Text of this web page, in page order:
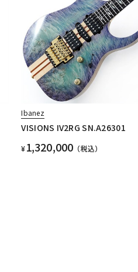
Ibanez
VISIONS IV2RG SN.A26301
¥1,320,000 （税込）